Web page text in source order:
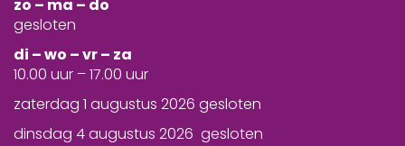
zo – ma – do
gesloten
di – wo – vr – za
10.00 uur – 17.00 uur
zaterdag 1 augustus 2026 gesloten
dinsdag 4 augustus 2026 gesloten